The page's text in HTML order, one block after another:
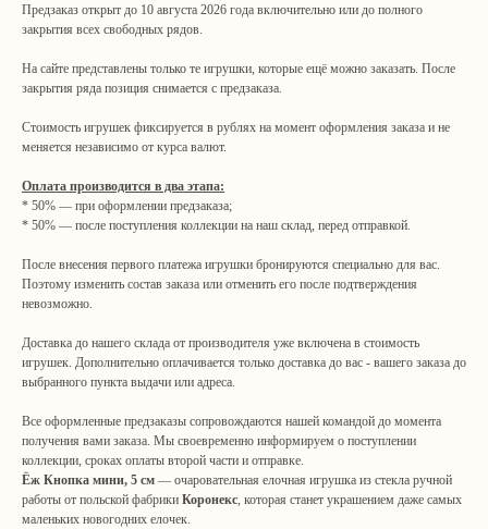
Предзаказ открыт до 10 августа 2026 года включительно или до полного
закрытия всех свободных рядов.
На сайте представлены только те игрушки, которые ещё можно заказать. После
закрытия ряда позиция снимается с предзаказа.
Стоимость игрушек фиксируется в рублях на момент оформления заказа и не
меняется независимо от курса валют.
Оплата производится в два этапа:
* 50% — при оформлении предзаказа;
* 50% — после поступления коллекции на наш склад, перед отправкой.
После внесения первого платежа игрушки бронируются специально для вас.
Поэтому изменить состав заказа или отменить его после подтверждения
невозможно.
Доставка до нашего склада от производителя уже включена в стоимость
игрушек. Дополнительно оплачивается только доставка до вас - вашего заказа до
выбранного пункта выдачи или адреса.
Все оформленные предзаказы сопровождаются нашей командой до момента
получения вами заказа. Мы своевременно информируем о поступлении
коллекции, сроках оплаты второй части и отправке.
Ёж Кнопка мини, 5 см — очаровательная елочная игрушка из стекла ручной
работы от польской фабрики Коронекс, которая станет украшением даже самых
маленьких новогодних елочек.